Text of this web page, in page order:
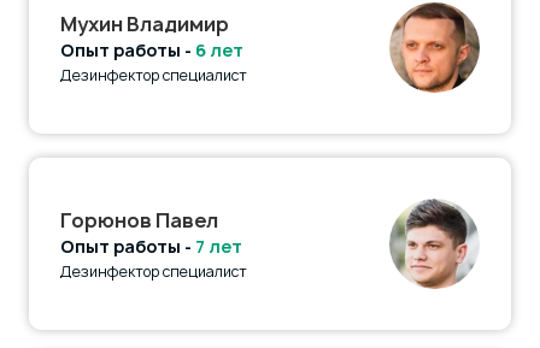
Мухин Владимир
Опыт работы - 6 лет
Дезинфектор специалист
Горюнов Павел
Опыт работы - 7 лет
Дезинфектор специалист